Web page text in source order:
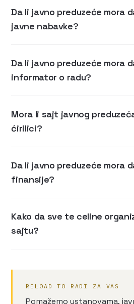
Da li javno preduzeće mora
javne nabavke?
Da li javno preduzeće mora
informator o radu?
Mora li sajt javnog
ćirilici?
Da li javno preduzeće mora
finansije?
Kako da sve te celine
sajtu?
RELOAD TO RADI ZA VAS
Pomažemo ustanovama,